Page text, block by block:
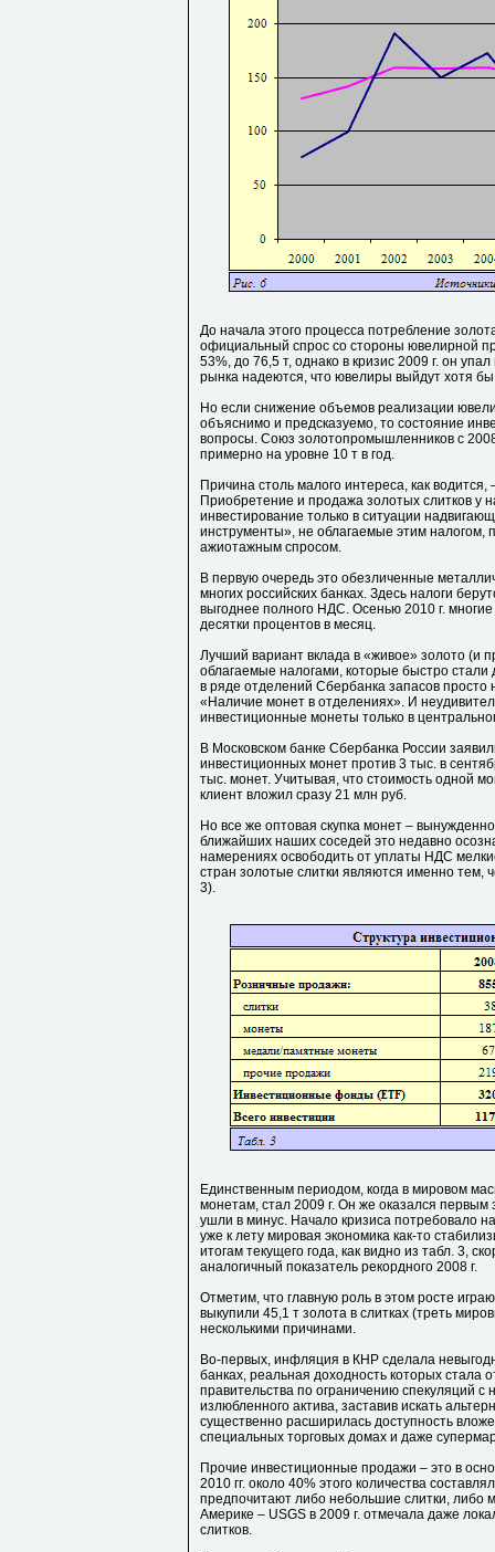
До начала этого процесса потребление
официальный спрос со стороны ювелирной
53%, до 76,5 т, однако в кризис 2009 г. он
рынка надеются, что ювелиры выйдут хотя бы
Но если снижение объемов реализации
объяснимо и предсказуемо, то состояние
вопросы. Союз золотопромышленников с 2008
примерно на уровне 10 т в год.
Причина столь малого интереса, как
Приобретение и продажа золотых слитков у
инвестирование только в ситуации
инструменты», не облагаемые этим налогом,
ажиотажным спросом.
В первую очередь это обезличенные
многих российских банках. Здесь налоги
выгоднее полного НДС. Осенью 2010 г.
десятки процентов в месяц.
Лучший вариант вклада в «живое» золото (и
облагаемые налогами, которые быстро стали
в ряде отделений Сбербанка запасов
«Наличие монет в отделениях». И
инвестиционные монеты только в
В Московском банке Сбербанка России
инвестиционных монет против 3 тыс. в
тыс. монет. Учитывая, что стоимость одной
клиент вложил сразу 21 млн руб.
Но все же оптовая скупка монет –
ближайших наших соседей это недавно
намерениях освободить от уплаты НДС
стран золотые слитки являются именно тем,
3).
Единственным периодом, когда в мировом
монетам, стал 2009 г. Он же оказался первым
ушли в минус. Начало кризиса потребовало
уже к лету мировая экономика как-то
итогам текущего года, как видно из табл. 3,
аналогичный показатель рекордного 2008 г.
Отметим, что главную роль в этом росте
выкупили 45,1 т золота в слитках (треть
несколькими причинами.
Во-первых, инфляция в КНР сделала
банках, реальная доходность которых
правительства по ограничению спекуляций
излюбленного актива, заставив искать
существенно расширилась доступность
специальных торговых домах и даже
Прочие инвестиционные продажи – это в
2010 гг. около 40% этого количества
предпочитают либо небольшие слитки, либо
Америке – USGS в 2009 г. отмечала даже
слитков.